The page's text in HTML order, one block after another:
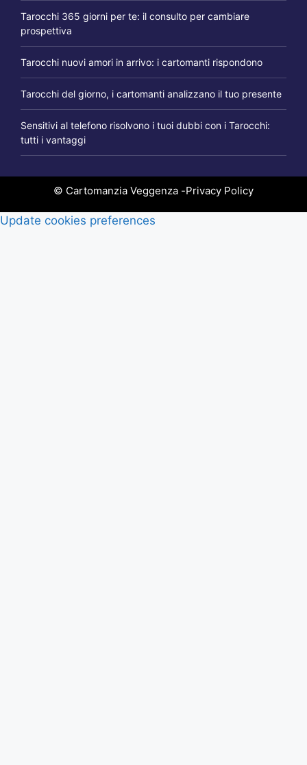
Tarocchi 365 giorni per te: il consulto per cambiare
prospettiva
Tarocchi nuovi amori in arrivo: i cartomanti rispondono
Tarocchi del giorno, i cartomanti analizzano il tuo presente
Sensitivi al telefono risolvono i tuoi dubbi con i Tarocchi:
tutti i vantaggi
© Cartomanzia Veggenza -Privacy Policy
Update cookies preferences